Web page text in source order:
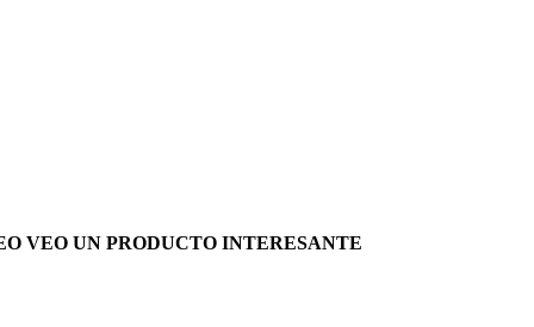
VEO UN PRODUCTO INTERESANTE